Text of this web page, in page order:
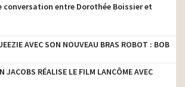
conversation entre Dorothée Boissier et
AVEC SON NOUVEAU BRAS ROBOT : BOB
JACOBS RÉALISE LE FILM LANCÔME AVEC